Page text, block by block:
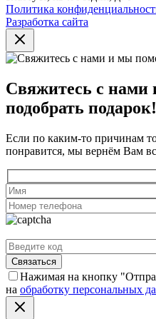
Политика
Разработка сайта
Свяжитесь с
подобрать подарок!
Если по каким-то причинам
понравится, мы вернём Вам
Нажимая на кнопку
на обработку персональных